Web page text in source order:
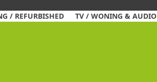
/ REFURBISHED TV / WONING & AUDIO